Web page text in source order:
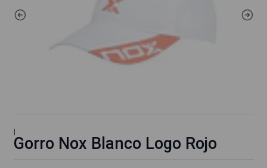
|
Gorro Nox Blanco Logo Rojo